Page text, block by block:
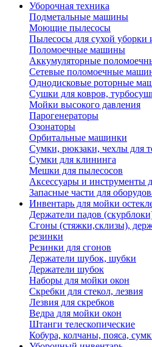
Уборочная техника
Подметальные машины
Моющие пылесосы
Пылесосы для сухой уборки
Поломоечные машины
Аккумуляторные
Сетевые поломоечные
Однодисковые роторные
Сушки для ковров,
Мойки высокого давления
Парогенераторы
Озонаторы
Орбитальные машинки
Сумки, рюкзаки, чехлы для
Сумки для клининга
Мешки для пылесосов
Аксессуары и инструменты
Запасные части для
Инвентарь для мойки
Держатели падов
Сгоны (стяжки,склизы),
резинки
Резинки для сгонов
Держатели шубок, шубки
Держатели шубок
Наборы для мойки окон
Скребки для стекол, лезвия
Лезвия для скребков
Ведра для мойки окон
Штанги телескопические
Кобура, колчаны, пояса,